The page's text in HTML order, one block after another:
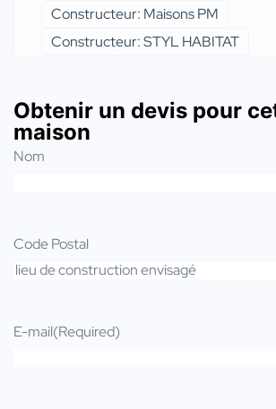
Constructeur: Maisons PM
Constructeur: STYL HABITAT
Obtenir un devis pour
maison
Nom
Code Postal
E-mail(Required)